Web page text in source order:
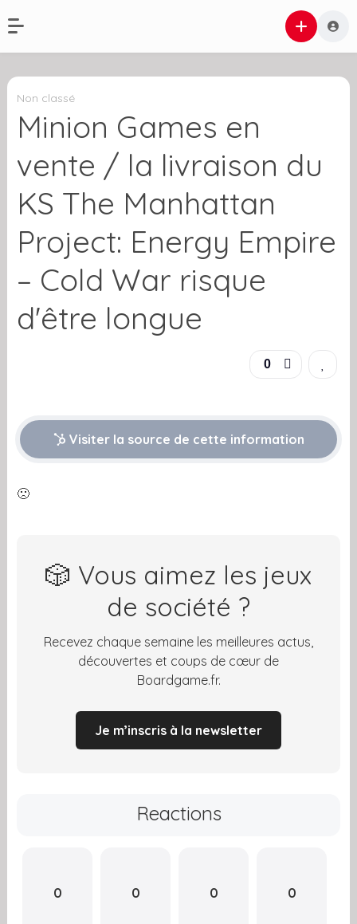
Non classé
Minion Games en
vente / la livraison du
KS The Manhattan
Project: Energy Empire
– Cold War risque
d'être longue
0
Visiter la source de cette information
🙁
🎲 Vous aimez les jeux
de société ?
Recevez chaque semaine les meilleures actus,
découvertes et coups de cœur de
Boardgame.fr.
Je m’inscris à la newsletter
Reactions
0 0 0 0